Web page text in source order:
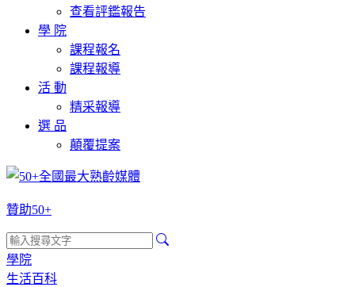
查看評鑑報告
學 院
課程報名
課程報導
活 動
精采報導
選 品
顛覆提案
贊助50+
學院
生活百科